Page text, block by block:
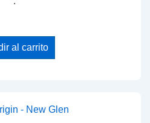
al carrito